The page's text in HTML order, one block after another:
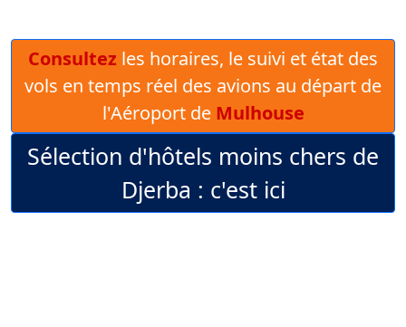
Consultez les horaires, le suivi et état des
vols en temps réel des avions au départ de
l'Aéroport de Mulhouse
Sélection d'hôtels moins chers de
Djerba : c'est ici